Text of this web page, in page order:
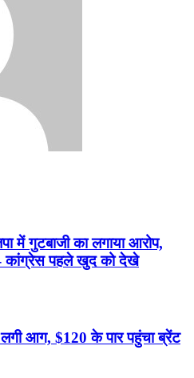
में गुटबाजी का लगाया आरोप,
कांग्रेस पहले खुद को देखे
आग, $120 के पार पहुंचा ब्रेंट